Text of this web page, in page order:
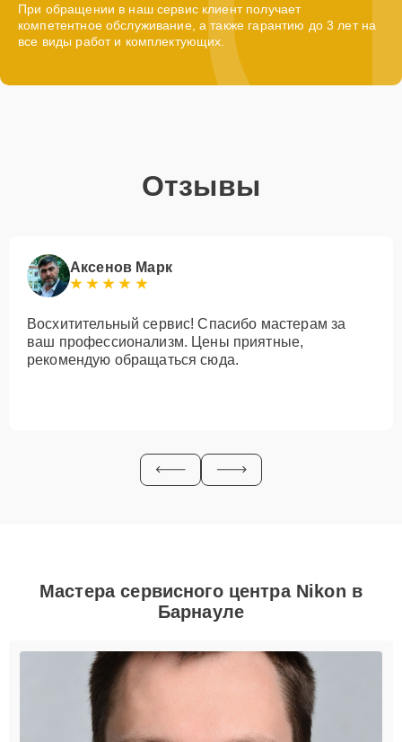
При обращении в наш сервис клиент получает
компетентное обслуживание, а также гарантию до 3 лет на
все виды работ и комплектующих.
Отзывы
Аксенов Марк
Восхитительный сервис! Спасибо мастерам за
ваш профессионализм. Цены приятные,
рекомендую обращаться сюда.
Мастера сервисного центра Nikon в
Барнауле